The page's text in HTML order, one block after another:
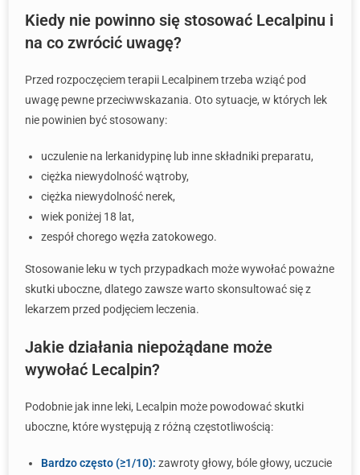
Kiedy nie powinno się stosować Lecalpinu i
na co zwrócić uwagę?
Przed rozpoczęciem terapii Lecalpinem trzeba wziąć pod
uwagę pewne przeciwwskazania. Oto sytuacje, w których lek
nie powinien być stosowany:
uczulenie na lerkanidypinę lub inne składniki preparatu,
ciężka niewydolność wątroby,
ciężka niewydolność nerek,
wiek poniżej 18 lat,
zespół chorego węzła zatokowego.
Stosowanie leku w tych przypadkach może wywołać poważne
skutki uboczne, dlatego zawsze warto skonsultować się z
lekarzem przed podjęciem leczenia.
Jakie działania niepożądane może
wywołać Lecalpin?
Podobnie jak inne leki, Lecalpin może powodować skutki
uboczne, które występują z różną częstotliwością:
Bardzo często (≥1/10): zawroty głowy, bóle głowy, uczucie